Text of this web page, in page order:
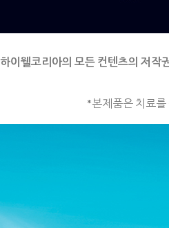
하이웰코리아의 모든 컨텐츠의 저작
*본제품은 치료